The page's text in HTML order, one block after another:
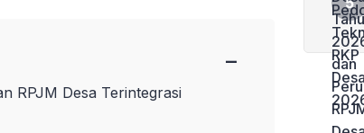
−
RPJM Desa Terintegrasi